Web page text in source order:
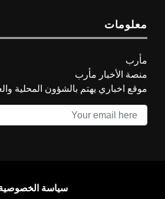
معلومات
مأرب
منصة الأخبار مأرب
موقع اخباري يهتم بالشؤون المحلية
سياسة